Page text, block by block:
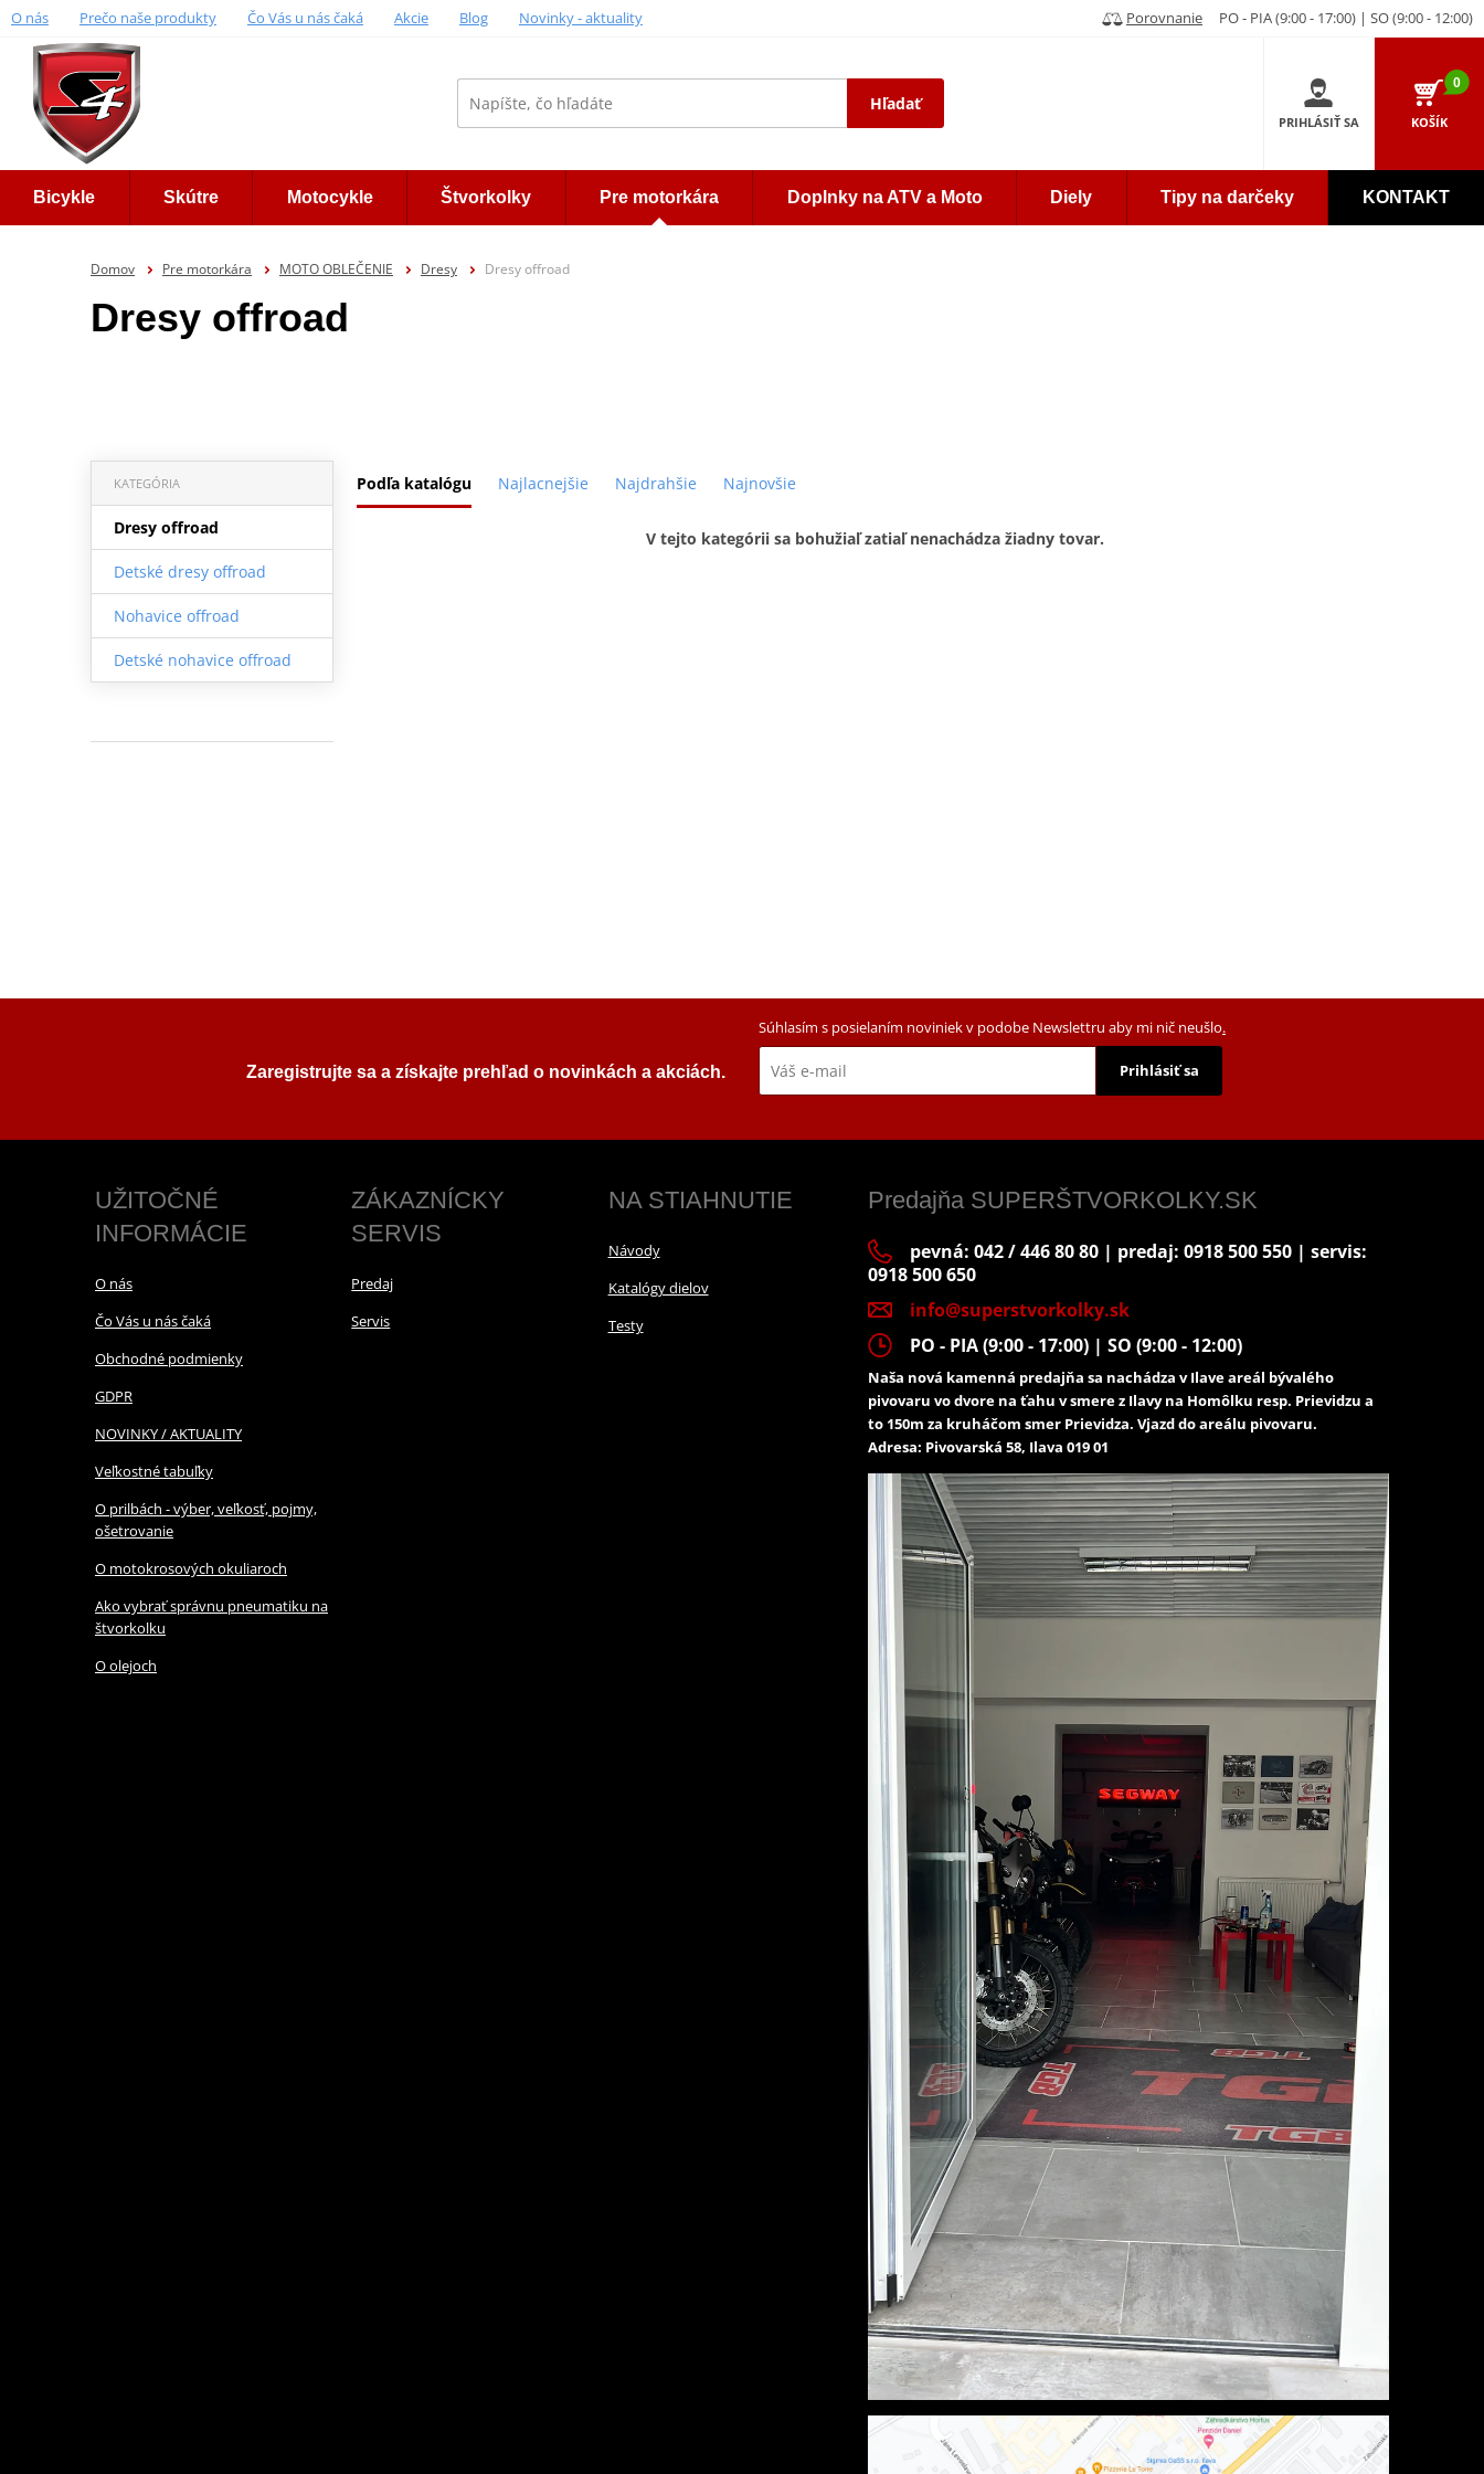
O nás Prečo naše produkty Čo Vás u nás čaká Akcie Blog Novinky - aktuality Porovnanie PO - PIA (9:00 - 17:00) | SO (9:00 - 12:00)
Hľadať
PRIHLÁSIŤ SA
0
KOŠÍK
Bicykle Skútre Motocykle Štvorkolky Pre motorkára Doplnky na ATV a Moto Diely Tipy na darčeky KONTAKT
Domov Pre motorkára MOTO OBLEČENIE Dresy Dresy offroad
Dresy offroad
Podľa katalógu Najlacnejšie Najdrahšie Najnovšie
KATEGÓRIA
Dresy offroad
Detské dresy offroad
Nohavice offroad
Detské nohavice offroad
V tejto kategórii sa bohužiaľ zatiaľ nenachádza žiadny tovar.
Zaregistrujte sa a získajte prehľad o novinkách a akciách.
Súhlasím s posielaním noviniek v podobe Newslettru aby mi nič neušlo.
Prihlásiť sa
UŽITOČNÉ
INFORMÁCIE
O nás
Čo Vás u nás čaká
Obchodné podmienky
GDPR
NOVINKY / AKTUALITY
Veľkostné tabuľky
O prilbách - výber, veľkosť, pojmy,
ošetrovanie
O motokrosových okuliaroch
Ako vybrať správnu pneumatiku na
štvorkolku
O olejoch
ZÁKAZNÍCKY
SERVIS
Predaj
Servis
NA STIAHNUTIE
Návody
Katalógy dielov
Testy
Predajňa SUPERŠTVORKOLKY.SK
pevná: 042 / 446 80 80 | predaj: 0918 500 550 | servis:
0918 500 650
info@superstvorkolky.sk
PO - PIA (9:00 - 17:00) | SO (9:00 - 12:00)
Naša nová kamenná predajňa sa nachádza v Ilave areál bývalého
pivovaru vo dvore na ťahu v smere z Ilavy na Homôlku resp. Prievidzu a
to 150m za kruháčom smer Prievidza. Vjazd do areálu pivovaru.
Adresa: Pivovarská 58, Ilava 019 01